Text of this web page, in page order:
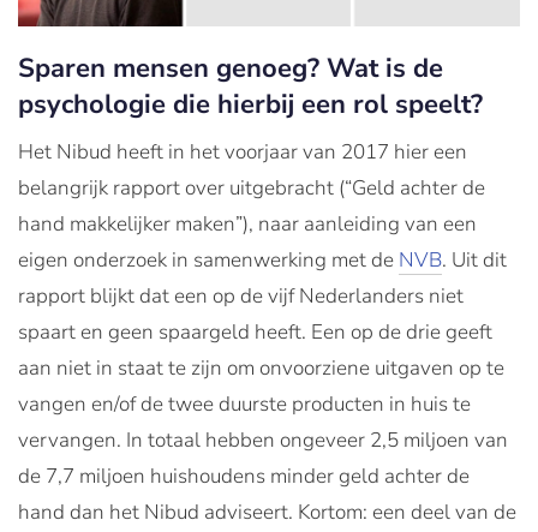
Sparen mensen genoeg? Wat is de
psychologie die hierbij een rol speelt?
Het Nibud heeft in het voorjaar van 2017 hier een
belangrijk rapport over uitgebracht (“Geld achter de
hand makkelijker maken”), naar aanleiding van een
eigen onderzoek in samenwerking met de NVB. Uit dit
rapport blijkt dat een op de vijf Nederlanders niet
spaart en geen spaargeld heeft. Een op de drie geeft
aan niet in staat te zijn om onvoorziene uitgaven op te
vangen en/of de twee duurste producten in huis te
vervangen. In totaal hebben ongeveer 2,5 miljoen van
de 7,7 miljoen huishoudens minder geld achter de
hand dan het Nibud adviseert. Kortom: een deel van de